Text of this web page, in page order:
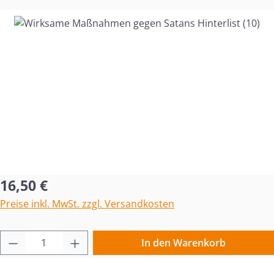
Bildergalerie überspringen
Regulärer Preis:
16,50 €
Preise inkl. MwSt. zzgl. Versandkosten
Produkt Anzahl: Gib den gewünschten
In den Warenkorb